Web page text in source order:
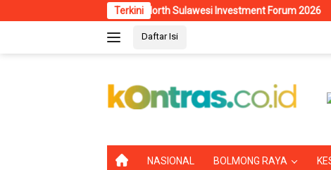
ke
Terkini
Kota dr. Weny Gaib di North Sulawesi Investment Forum 2026
Daftar Isi
B
NASIONAL BOLMONG RAYA